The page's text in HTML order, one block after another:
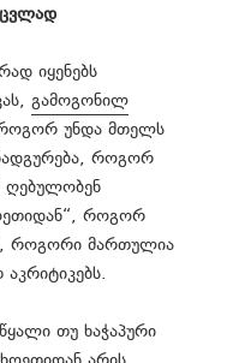
იყენებს
გამოგონილ
როგორ უნდა მთელს
როგორ
როგორ
როგორი მართულია
აკრიტიკებს.
თუ ხაჭაპური